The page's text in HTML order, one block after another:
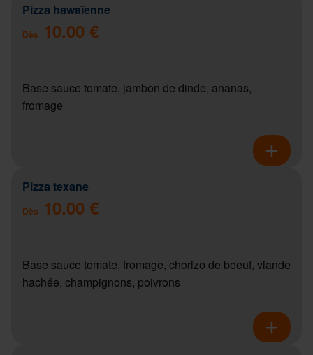
Pizza hawaïenne
Dès 10.00 €
Base sauce tomate, jambon de dinde, ananas,
fromage
Pizza texane
Dès 10.00 €
Base sauce tomate, fromage, chorizo de boeuf, viande
hachée, champignons, poivrons